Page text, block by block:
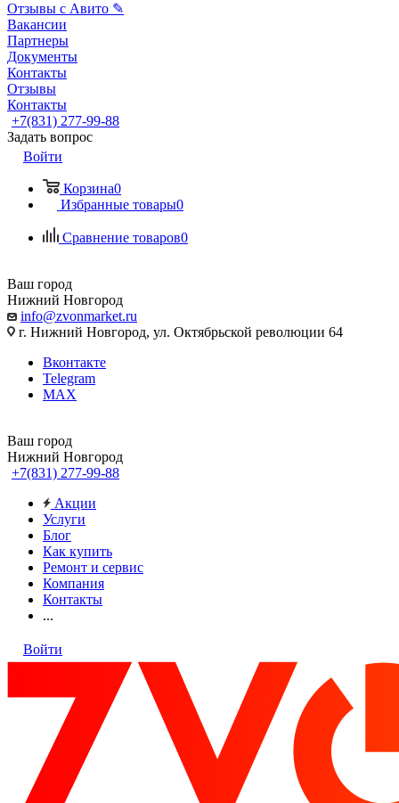
Отзывы с Авито ✎
Вакансии
Партнеры
Документы
Контакты
Отзывы
Контакты
+7(831) 277-99-88
Задать вопрос
Войти
Корзина0
Избранные товары0
Сравнение товаров0
Ваш город
Нижний Новгород
info@zvonmarket.ru
г. Нижний Новгород, ул. Октябрьской революции 64
Вконтакте
Telegram
MAX
Ваш город
Нижний Новгород
+7(831) 277-99-88
Акции
Услуги
Блог
Как купить
Ремонт и сервис
Компания
Контакты
...
Войти